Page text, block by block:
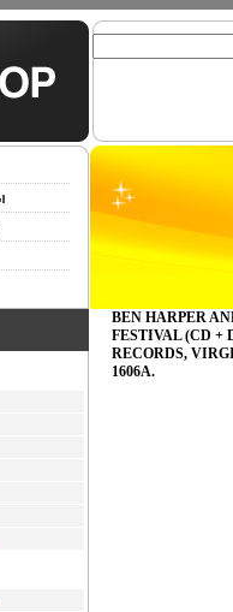
BEN HARPER
FESTIVAL (CD
RECORDS,
1606A.